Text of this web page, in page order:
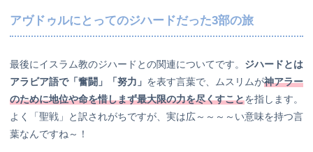
アヴドゥルにとってのジハードだった3部の旅
最後にイスラム教のジハードとの関連についてです。 ジハードとは
アラビア語で「奮闘」「努力」 を表す言葉で、ムスリムが神アラー
のために地位や命を惜しまず最大限の力を尽くすことを指します。
よく「聖戦」と訳されがちですが、実は広～～～～い意味を持つ言
葉なんですね～！